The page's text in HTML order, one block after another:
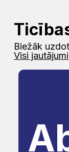
Biežāk
Visi jautājumi